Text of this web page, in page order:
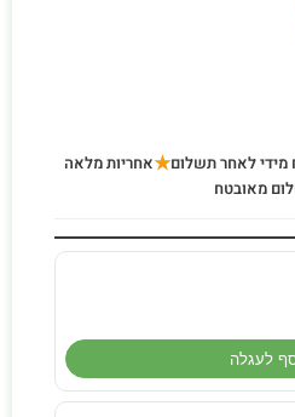
מידי לאחר תשלום★אחריות מלאה
מאובטח
לעגלה